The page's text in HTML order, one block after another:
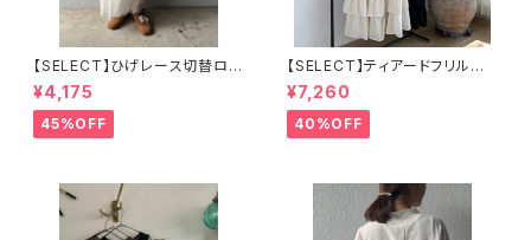
【SELECT】ひげレース切替ロン
グ丈 スカート
¥4,175
45%OFF
【SELECT】ティアードフリルロ
ングワンピース
¥7,260
40%OFF